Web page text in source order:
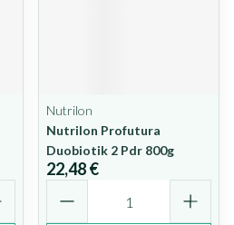
Nutrilon
Nutrilon Profutura
Duobiotik 2 Pdr 800g
22,48 €